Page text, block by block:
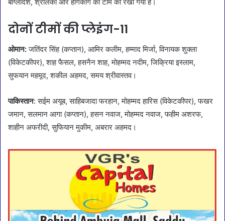
दोनों टीमों की प्लेइंग-11
ओमान:जतिंदर सिंह (कप्तान), आमिर कलीम, हम्माद मिर्जा, विनायक शुक्ला
(विकेटकीपर), शाह फैसल, हसनैन शाह, मोहम्मद नदीम, जिक्रिया इस्लाम,
सुफयान महमूद, शकील अहमद, समय श्रीवास्तव।
पाकिस्तान: सईम अयूब, साहिबजादा फरहान, मोहम्मद हारिस (विकेटकीपर), फखर
जमान, सलमान आगा (कप्तान), हसन नवाज, मोहम्मद नवाज, फहीम अशरफ,
शाहीन अफरीदी, सुफियान मुकीम, अबरार अहमद।